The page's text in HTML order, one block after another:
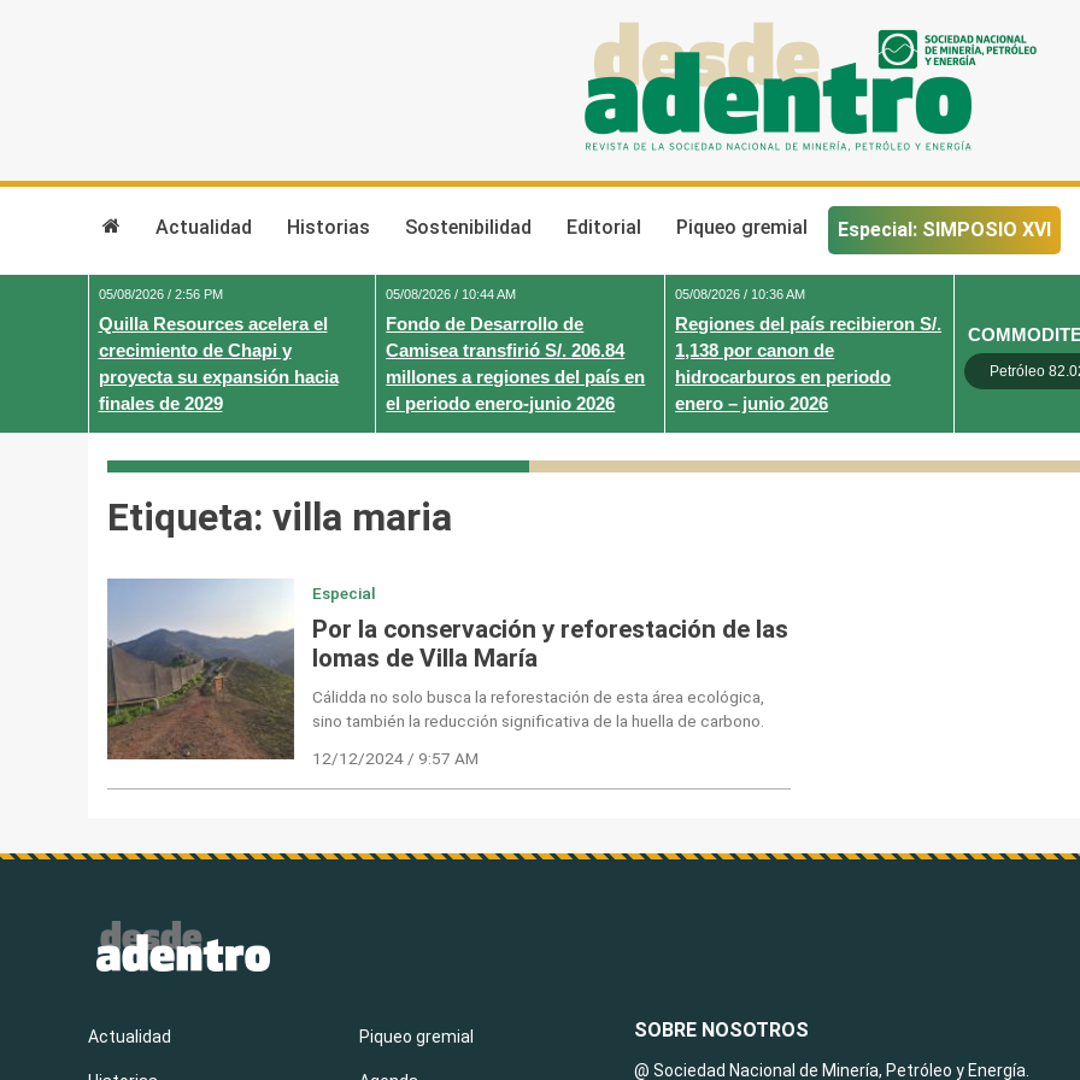
Actualidad Historias Sostenibilidad Editorial Piqueo gremial Especial: SIMPOSIO XVI
05/08/2026 / 2:56 PM
Quilla Resources acelera el
crecimiento de Chapi y
proyecta su expansión hacia
finales de 2029
05/08/2026 / 10:44 AM
Fondo de Desarrollo de
Camisea transfirió S/. 206.84
millones a regiones del país en
el periodo enero-junio 2026
05/08/2026 / 10:36 AM
Regiones del país recibieron S/.
1,138 por canon de
hidrocarburos en periodo
enero – junio 2026
Petróleo
Etiqueta: villa maria
Especial
Por la conservación y reforestación de las
lomas de Villa María
Cálidda no solo busca la reforestación de esta área ecológica,
sino también la reducción significativa de la huella de carbono.
12/12/2024 / 9:57 AM
Actualidad Piqueo gremial SOBRE NOSOTROS
@ Sociedad Nacional de Minería, Petróleo y Energía.